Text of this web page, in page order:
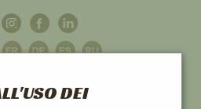
DEI